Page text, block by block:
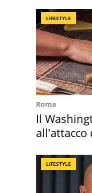
LIFESTYLE
Roma
Il
all'attacco
LIFESTYLE